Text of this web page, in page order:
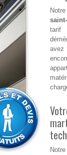
tarif
avez